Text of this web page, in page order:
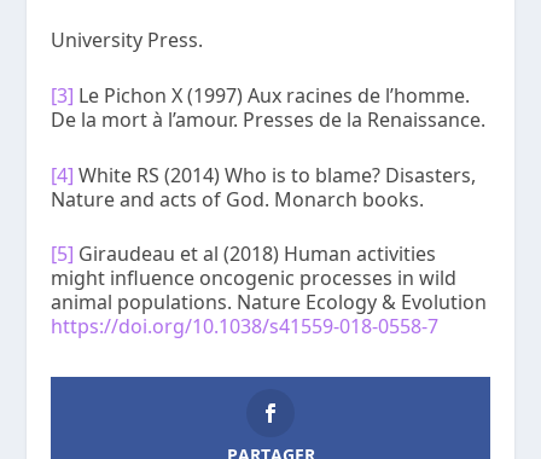
University Press.
[3] Le Pichon X (1997) Aux racines de l’homme.
De la mort à l’amour. Presses de la Renaissance.
[4] White RS (2014) Who is to blame? Disasters,
Nature and acts of God. Monarch books.
[5] Giraudeau et al (2018) Human activities
might influence oncogenic processes in wild
animal populations. Nature Ecology & Evolution
https://doi.org/10.1038/s41559-018-0558-7